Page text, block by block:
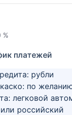
рубли
по
легковой
российский
%
платежей